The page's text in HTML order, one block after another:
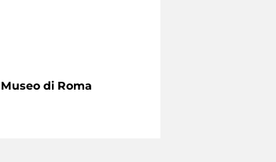
di Roma